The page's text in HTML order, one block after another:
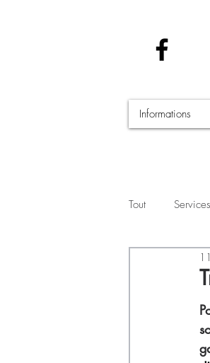
Informations
Tout
Santé -